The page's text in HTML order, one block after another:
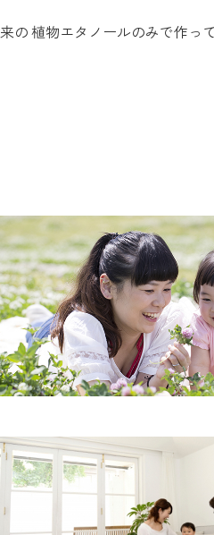
の 植物エタノールのみで作っ